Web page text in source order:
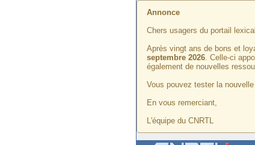
Annonce
Chers usagers du portail
Après vingt ans de bons et
septembre 2026. Celle-ci
également de nouvelles
Vous pouvez tester la
En vous remerciant,
L'équipe du CNRTL